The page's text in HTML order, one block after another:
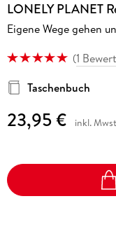
LONELY PLANET
Eigene Wege gehen
(1
Taschenbuch
23,95 € inkl.